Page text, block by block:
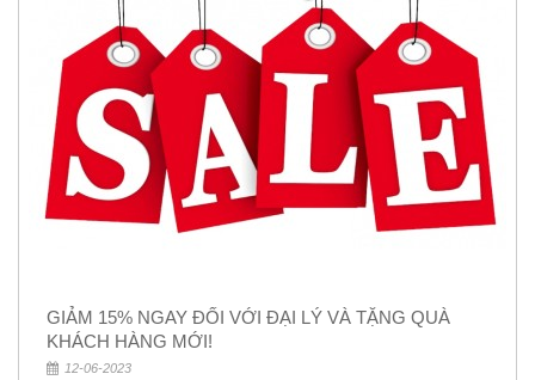
GIẢM 15% NGAY ĐỐI VỚI ĐẠI LÝ VÀ TẶNG QUÀ
KHÁCH HÀNG MỚI!
12-06-2023